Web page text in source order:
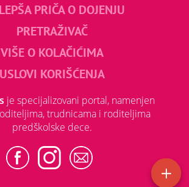
PRIČA O DOJENJU
PRETRAŽIVAČ
VIŠE O KOLAČIĆIMA
USLOVI KORIŠĆENJA
je specijalizovani portal, namenjen
trudnicama i roditeljima
predškolske dece.